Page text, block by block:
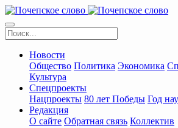
Новости
Общество Политика Экономика
Культура
Спецпроекты
Нацпроекты 80 лет Победы Год
Редакция
О сайте Обратная связь Коллектив